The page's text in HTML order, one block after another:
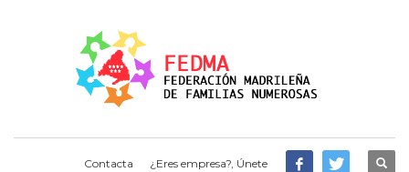
Contacta ¿Eres empresa?, Únete